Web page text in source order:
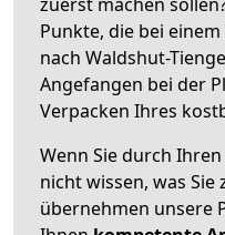
Punkte, die bei
nach Waldshut-
Angefangen bei der
Verpacken Ihres
Wenn Sie durch
nicht wissen, was
übernehmen unsere